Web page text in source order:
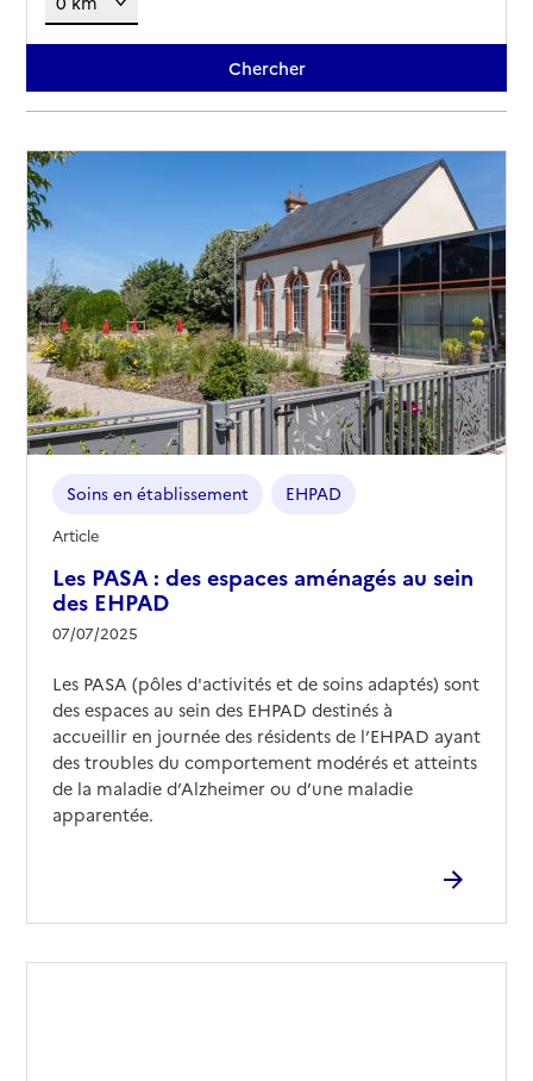
Les PASA : des espaces aménagés au sein
des EHPAD
07/07/2025
Soins en établissement EHPAD
Article
Les PASA (pôles d'activités et de soins adaptés) sont
des espaces au sein des EHPAD destinés à
accueillir en journée des résidents de l’EHPAD ayant
des troubles du comportement modérés et atteints
de la maladie d’Alzheimer ou d’une maladie
apparentée.